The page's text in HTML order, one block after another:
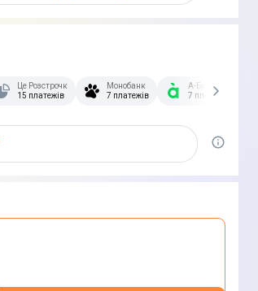
Це Розстрочка
15 платежів
Монобанк
7 платежів
А-Банк
7 платежів